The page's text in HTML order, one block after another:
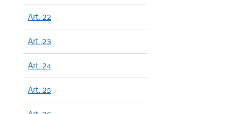
Art. 22
Art. 23
Art. 24
Art. 25